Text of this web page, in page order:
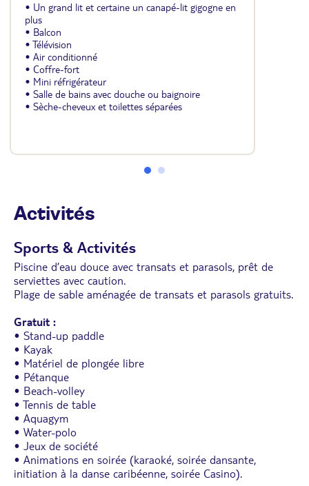
• Un grand lit et certaine un canapé-lit gigogne en
plus
• Balcon
• Télévision
• Air conditionné
• Coffre-fort
• Mini réfrigérateur
• Salle de bains avec douche ou baignoire
• Sèche-cheveux et toilettes séparées
Activités
Sports & Activités
Piscine d’eau douce avec transats et parasols, prêt de
serviettes avec caution.
Plage de sable aménagée de transats et parasols gratuits.
Gratuit :
• Stand-up paddle
• Kayak
• Matériel de plongée libre
• Pétanque
• Beach-volley
• Tennis de table
• Aquagym
• Water-polo
• Jeux de société
• Animations en soirée (karaoké, soirée dansante,
initiation à la danse caribéenne, soirée Casino).